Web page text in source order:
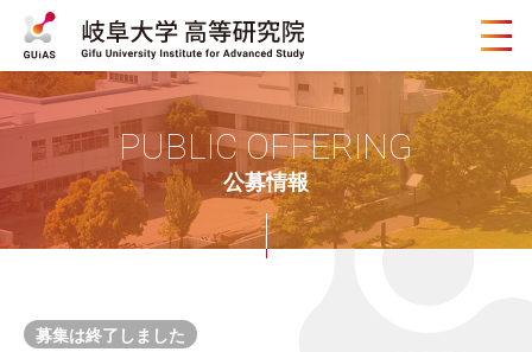
メ
ニ
ュ
ー
ボ
タ
公募情報
PUBLIC OFFERING
募集は終了しました